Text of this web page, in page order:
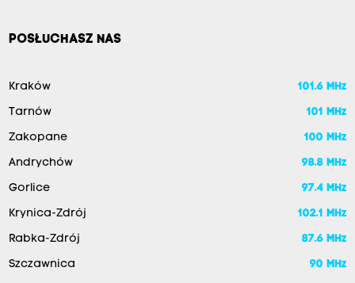
POSŁUCHASZ NAS
Kraków 101.6 MHz
Tarnów 101 MHz
Zakopane 100 MHz
Andrychów 98.8 MHz
Gorlice 97.4 MHz
Krynica-Zdrój 102.1 MHz
Rabka-Zdrój 87.6 MHz
Szczawnica 90 MHz